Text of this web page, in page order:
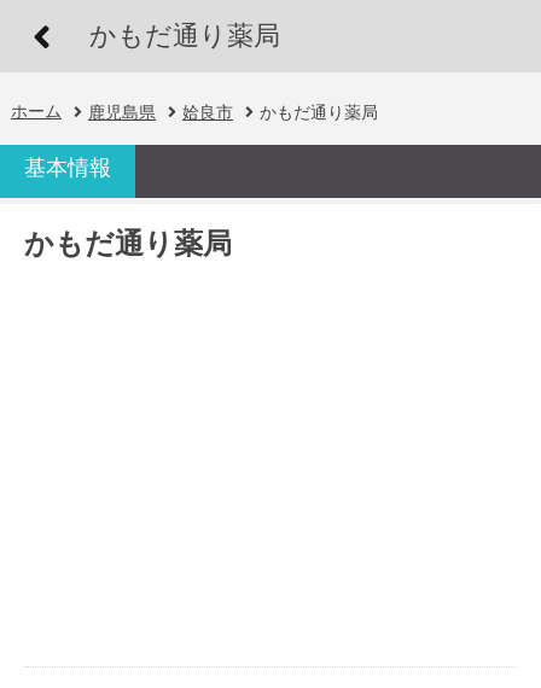
かもだ通り薬局
ホーム 鹿児島県 姶良市 かもだ通り薬局
基本情報
かもだ通り薬局